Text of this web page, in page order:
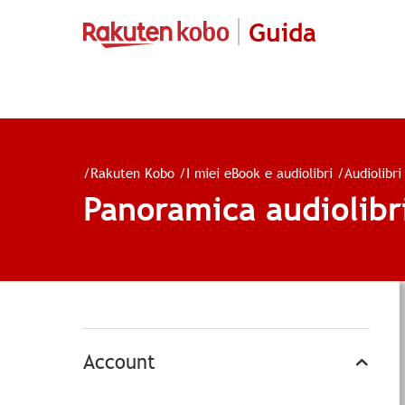
Guida
/Rakuten Kobo /I miei eBook e audiolibri /Audiolibri
Panoramica
Account